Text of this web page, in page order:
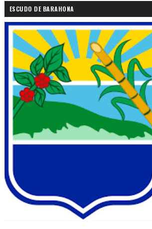
ESCUDO DE BARAHONA